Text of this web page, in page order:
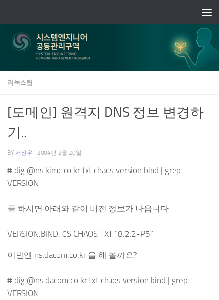
리눅스팁
[도메인] 원격지 DNS 정보 변경하
기..
BY 서진우 · 2004년 2월 20일
# dig @ns.kimc.co.kr txt chaos version.bind | grep
VERSION
를 하시면 아래와 같이 버전 정보가 나옵니다.
VERSION.BIND. 0S CHAOS TXT “8.2.2-P5”
이번엔 ns.dacom.co.kr 을 해 볼까요?
# dig @ns.dacom.co.kr txt chaos version.bind | grep
VERSION